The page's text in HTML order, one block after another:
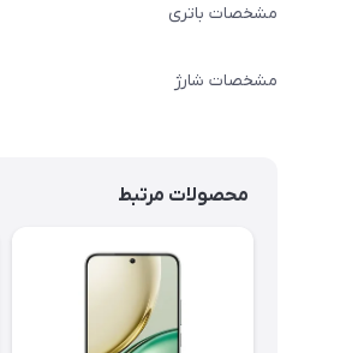
مشخصات باتری
مشخصات شارژ
محصولات مرتبط